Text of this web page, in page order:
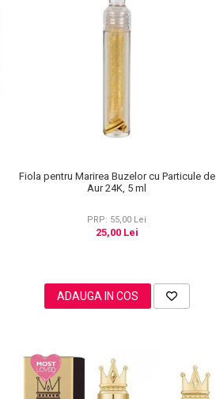
Fiola pentru Marirea Buzelor cu Particule de
Aur 24K, 5 ml
PRP: 55,00 Lei
25,00 Lei
ADAUGA IN COS